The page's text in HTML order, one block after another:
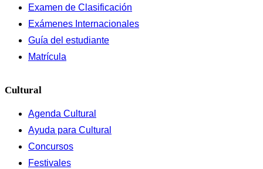
Examen de Clasificación
Exámenes Internacionales
Guía del estudiante
Matrícula
Cultural
Agenda Cultural
Ayuda para Cultural
Concursos
Festivales